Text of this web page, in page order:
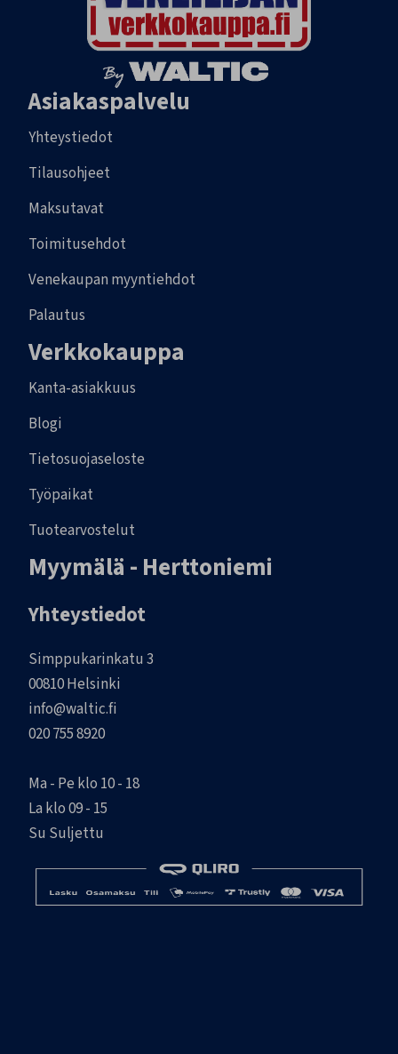
Asiakaspalvelu
Yhteystiedot
Tilausohjeet
Maksutavat
Toimitusehdot
Venekaupan myyntiehdot
Palautus
Verkkokauppa
Kanta-asiakkuus
Blogi
Tietosuojaseloste
Työpaikat
Tuotearvostelut
Myymälä - Herttoniemi
Yhteystiedot
Simppukarinkatu 3
00810 Helsinki
info@waltic.fi
020 755 8920
Ma - Pe klo 10 - 18
La klo 09 - 15
Su Suljettu